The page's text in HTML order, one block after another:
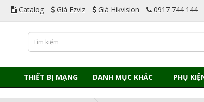
Catalog Giá Ezviz Giá Hikvision 0917 744 144
THIẾT BỊ MẠNG DANH MỤC KHÁC PHỤ